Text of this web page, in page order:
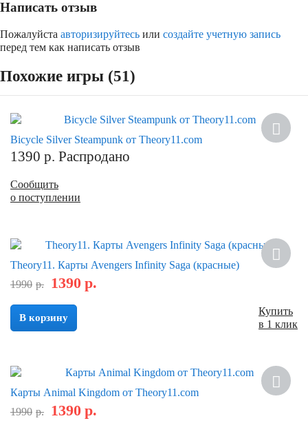
Написать отзыв
Пожалуйста авторизируйтесь или создайте учетную запись
перед тем как написать отзыв
Похожие игры (51)
Bicycle Silver Steampunk от Theory11.com
1390 р. Распродано
Сообщить
о поступлении
Theory11. Карты Avengers Infinity Saga (красные)
1990 р. 1390 р.
В корзину
Купить
в 1 клик
Карты Animal Kingdom от Theory11.com
1990 р. 1390 р.